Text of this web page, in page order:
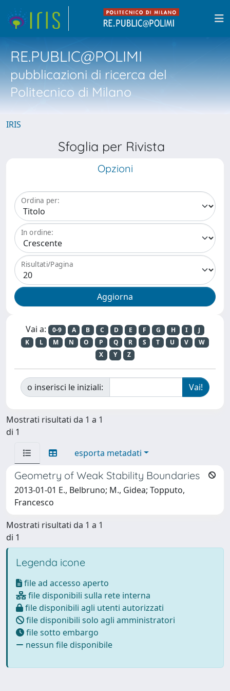
RE.PUBLIC@POLIMI
pubblicazioni di ricerca del
Politecnico di Milano
IRIS
Sfoglia per Rivista
Opzioni
Ordina per:
In ordine:
Risultati/Pagina
Vai a: 0-9 A B C D E F G H I
J
K
L M N O P Q R S T U V
W
X
Y Z
o inserisci le iniziali:
Mostrati risultati da 1 a 1
di 1
esporta metadati
Geometry of Weak Stability Boundaries
2013-01-01 E., Belbruno; M., Gidea; Topputo,
Francesco
Mostrati risultati da 1 a 1
di 1
Legenda icone
file ad accesso aperto
file disponibili sulla rete interna
file disponibili agli utenti autorizzati
file disponibili solo agli amministratori
file sotto embargo
nessun file disponibile